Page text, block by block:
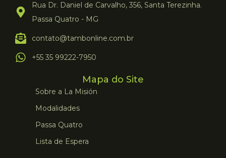
Rua Dr. Daniel de Carvalho, 356, Santa Terezinha.
Passa Quatro - MG
contato@tambonline.com.br
+55 35 99222-7950
Mapa do Site
Sobre a La Misión
Modalidades
Passa Quatro
Lista de Espera